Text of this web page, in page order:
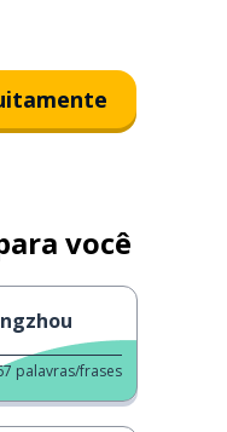
você
palavras/frases